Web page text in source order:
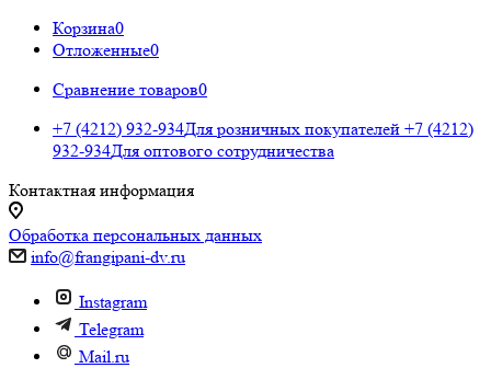
Корзина0
Отложенные0
Сравнение товаров0
+7 (4212) 932-934Для розничных покупателей +7 (4212)
932-934Для оптового сотрудничества
Контактная информация
Обработка персональных данных
info@frangipani-dv.ru
Instagram
Telegram
Mail.ru